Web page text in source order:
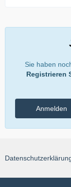
Sie haben
Registrieren
Anmelden